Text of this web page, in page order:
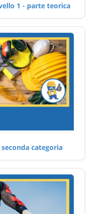
1 - parte teorica
categoria